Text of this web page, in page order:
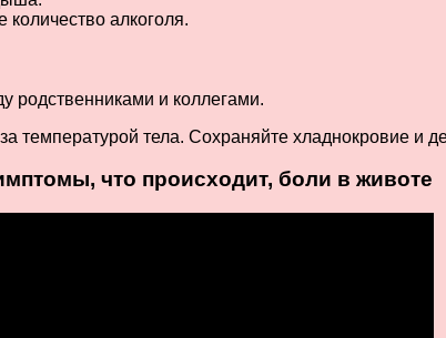
количество алкоголя.
родственниками и коллегами.
тела. Сохраняйте хладнокровие и
что происходит, боли в животе